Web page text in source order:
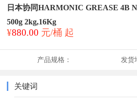
日本协同HARMONIC GREASE 4B
500g 2kg,16Kg
¥880.00 元/桶 起
产品规格： 发货
关键词